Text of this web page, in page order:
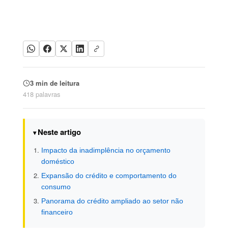
3 min de leitura
418 palavras
Neste artigo
Impacto da inadimplência no orçamento
doméstico
Expansão do crédito e comportamento do
consumo
Panorama do crédito ampliado ao setor não
financeiro